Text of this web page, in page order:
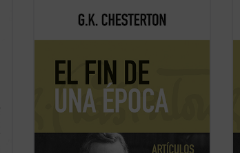
Este volumen, realizado en colaboración
San Pablo CEU, es el primero de una
lectores, en estos tiempos de
desconcierto y asfixia, el vigor y la
cordura ...
(ver ficha)